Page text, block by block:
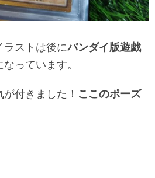
ラストは後にバンダイ版遊戯
なっています。
付きました！ ここのポーズ